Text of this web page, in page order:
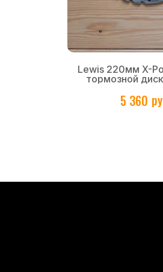
Lewis 220мм X-
тормозной
5 360